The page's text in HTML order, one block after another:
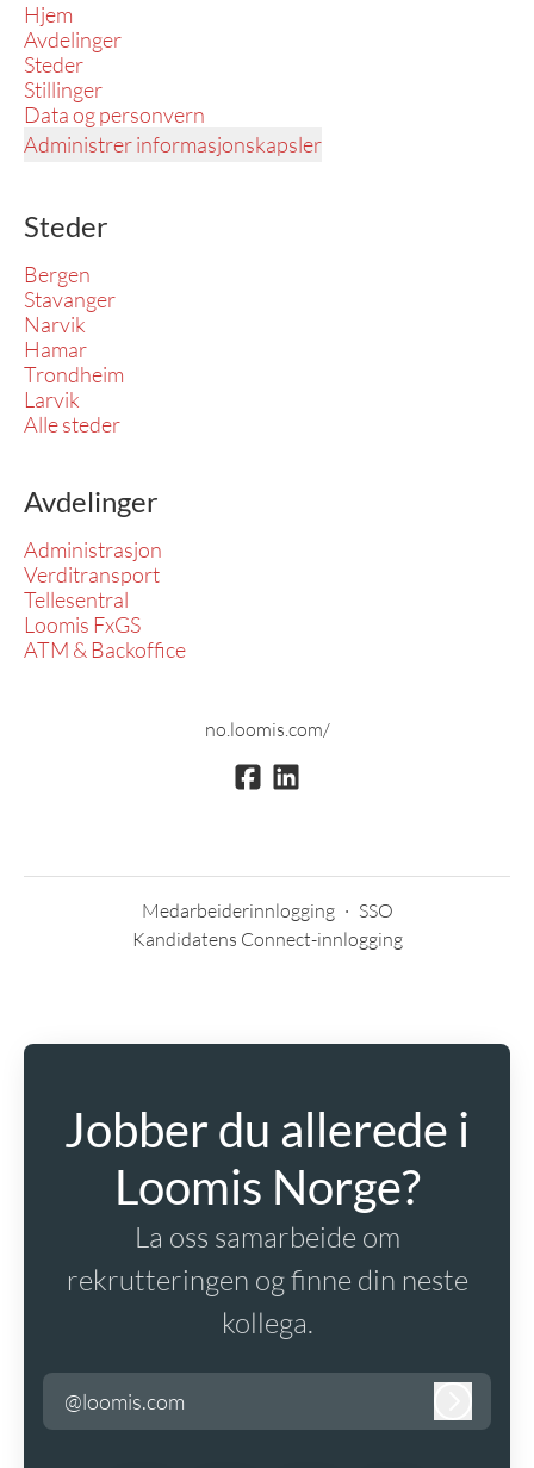
Hjem
Avdelinger
Steder
Stillinger
Data og personvern
Administrer informasjonskapsler
Steder
Bergen
Stavanger
Narvik
Hamar
Trondheim
Larvik
Alle steder
Avdelinger
Administrasjon
Verditransport
Tellesentral
Loomis FxGS
ATM & Backoffice
no.loomis.com/
Medarbeiderinnlogging · SSO
Kandidatens Connect-innlogging
Jobber du allerede i
Loomis Norge?
La oss samarbeide om
rekrutteringen og finne din neste
kollega.
@loomis.com